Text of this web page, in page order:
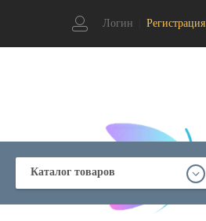
Логин Регистрация
Каталог товаров